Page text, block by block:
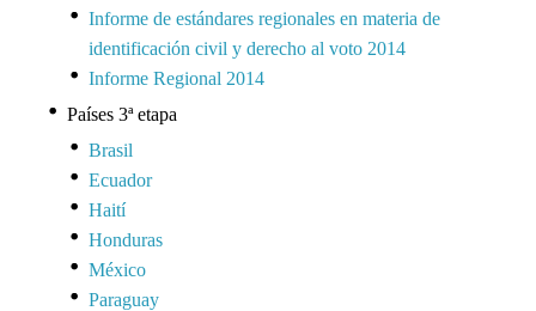
Informe de estándares regionales en materia de
identificación civil y derecho al voto 2014
Informe Regional 2014
Países 3ª etapa
Brasil
Ecuador
Haití
Honduras
México
Paraguay